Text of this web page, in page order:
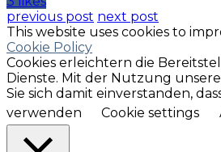
previous post next post
This website uses cookies to
Cookie Policy
Cookies erleichtern die
Dienste. Mit der Nutzung
Sie sich damit einverstanden,
verwenden
Cookie settings